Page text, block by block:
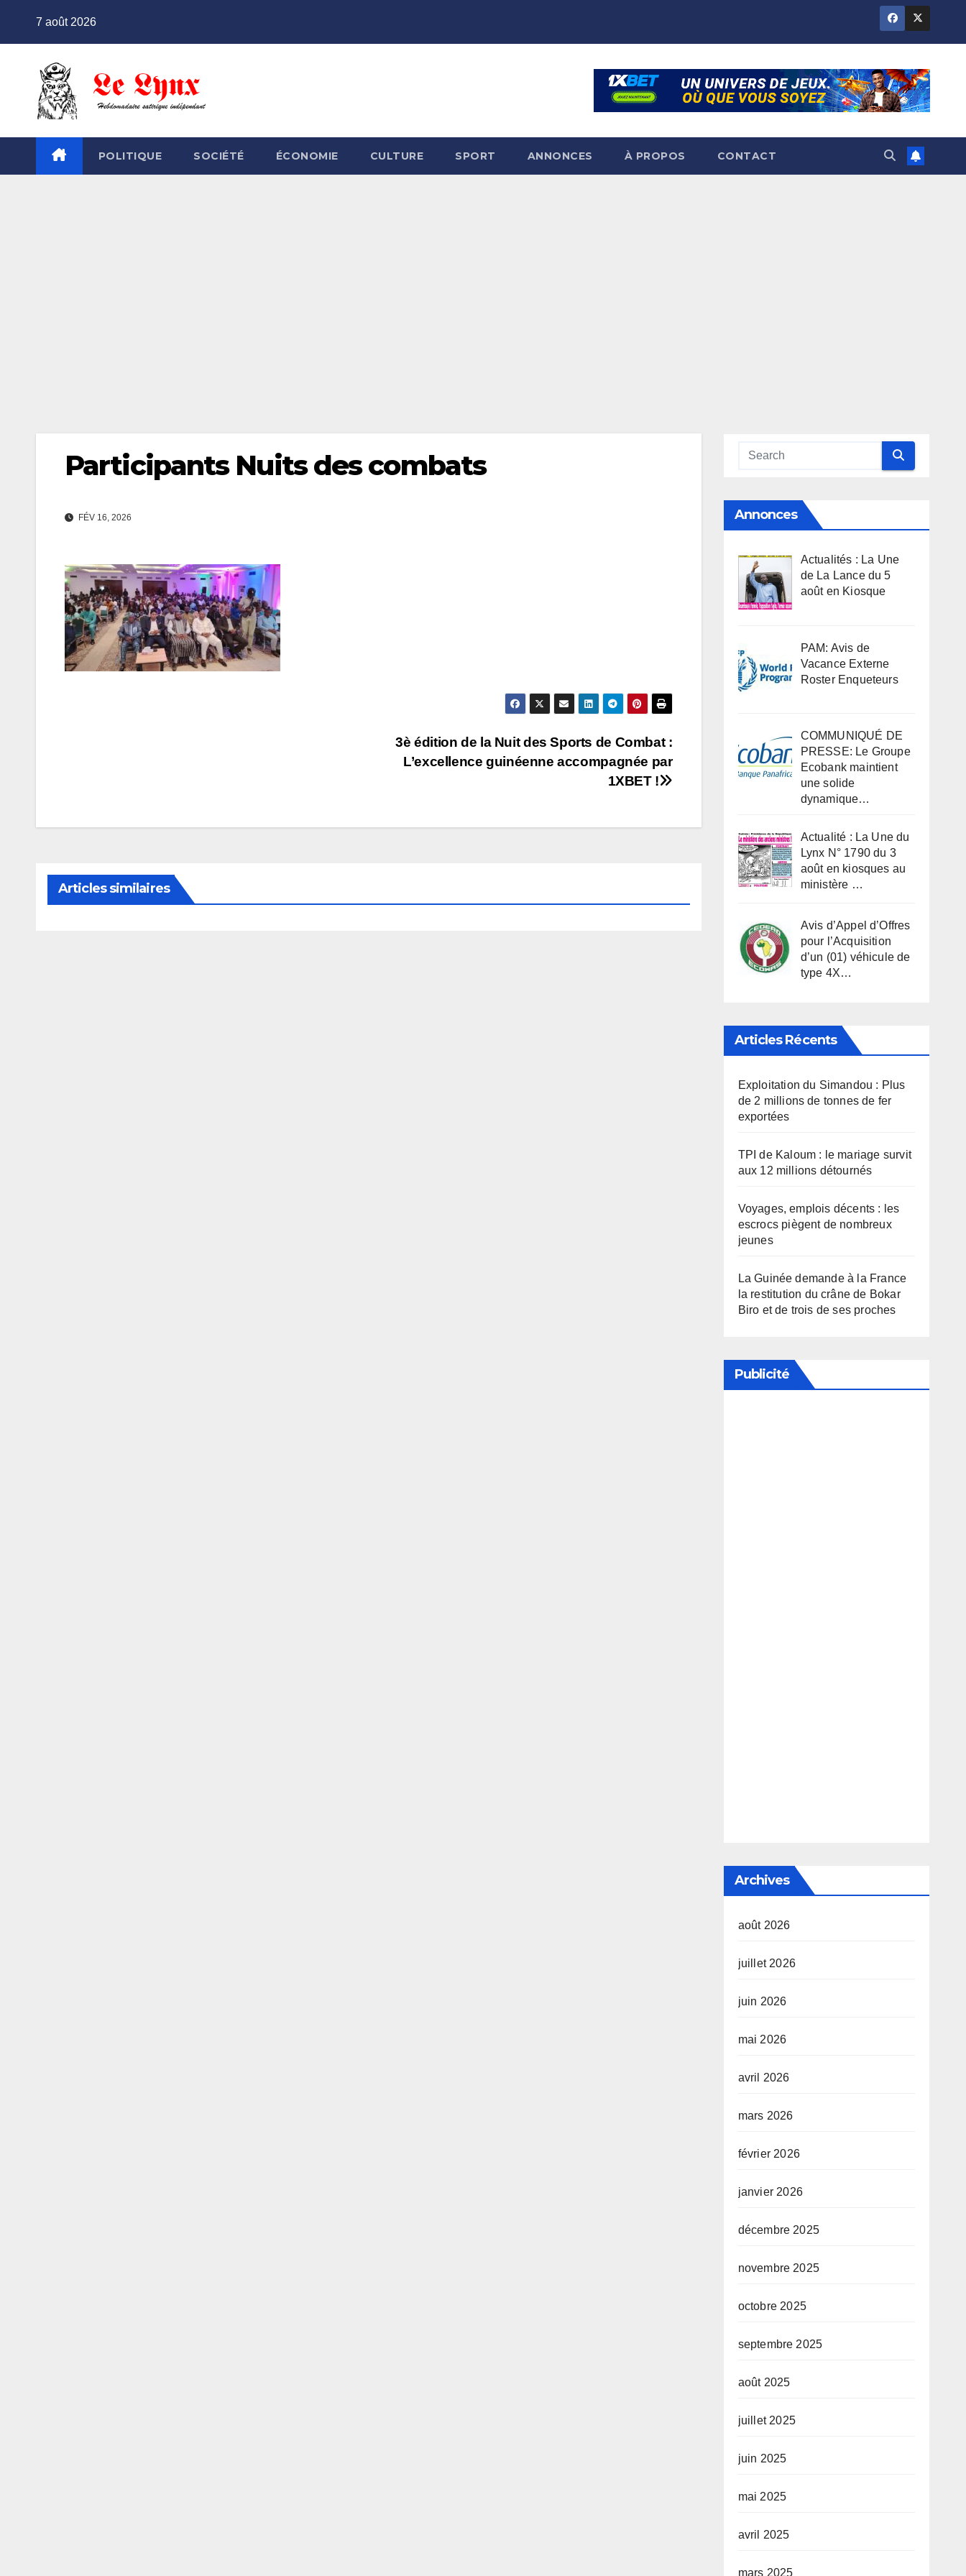
7 août 2026
POLITIQUE SOCIÉTÉ ÉCONOMIE CULTURE SPORT ANNONCES À PROPOS CONTACT
Participants Nuits des combats
FÉV 16, 2026
3è édition de la Nuit des Sports de Combat :
L’excellence guinéenne accompagnée par
1XBET !
Articles similaires
Annonces
Actualités : La Une
de La Lance du 5
août en Kiosque
PAM: Avis de
Vacance Externe
Roster Enqueteurs
COMMUNIQUÉ DE
PRESSE: Le Groupe
Ecobank maintient
une solide
dynamique…
Actualité : La Une du
Lynx N° 1790 du 3
août en kiosques au
ministère …
Avis d’Appel d’Offres
pour l’Acquisition
d’un (01) véhicule de
type 4X…
Articles Récents
Exploitation du Simandou : Plus
de 2 millions de tonnes de fer
exportées
TPI de Kaloum : le mariage survit
aux 12 millions détournés
Voyages, emplois décents : les
escrocs piègent de nombreux
jeunes
La Guinée demande à la France
la restitution du crâne de Bokar
Biro et de trois de ses proches
Publicité
Archives
août 2026
juillet 2026
juin 2026
mai 2026
avril 2026
mars 2026
février 2026
janvier 2026
décembre 2025
novembre 2025
octobre 2025
septembre 2025
août 2025
juillet 2025
juin 2025
mai 2025
avril 2025
mars 2025